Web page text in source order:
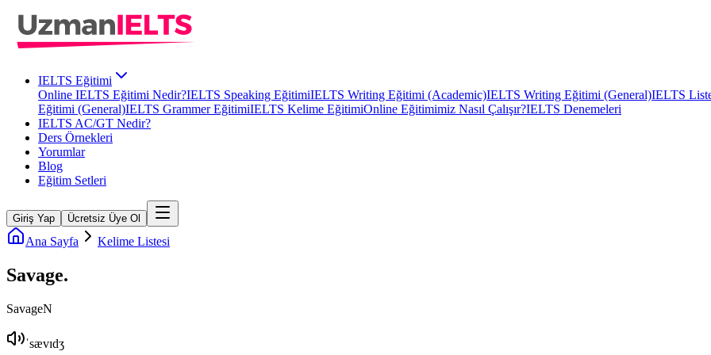
IELTS Eğitimi
Online IELTS Eğitimi Nedir?IELTS Speaking EğitimiIELTS Writing Eğitimi (Academic)IELTS Writing Eğitimi (General)IELTS
Eğitimi (General)IELTS Grammer EğitimiIELTS Kelime EğitimiOnline Eğitimimiz Nasıl Çalışır?IELTS Denemeleri
IELTS AC/GT Nedir?
Ders Örnekleri
Yorumlar
Blog
Eğitim Setleri
Giriş Yap Ücretsiz Üye Ol
Ana Sayfa Kelime Listesi
Savage.
SavageN
ˈsævɪdʒ